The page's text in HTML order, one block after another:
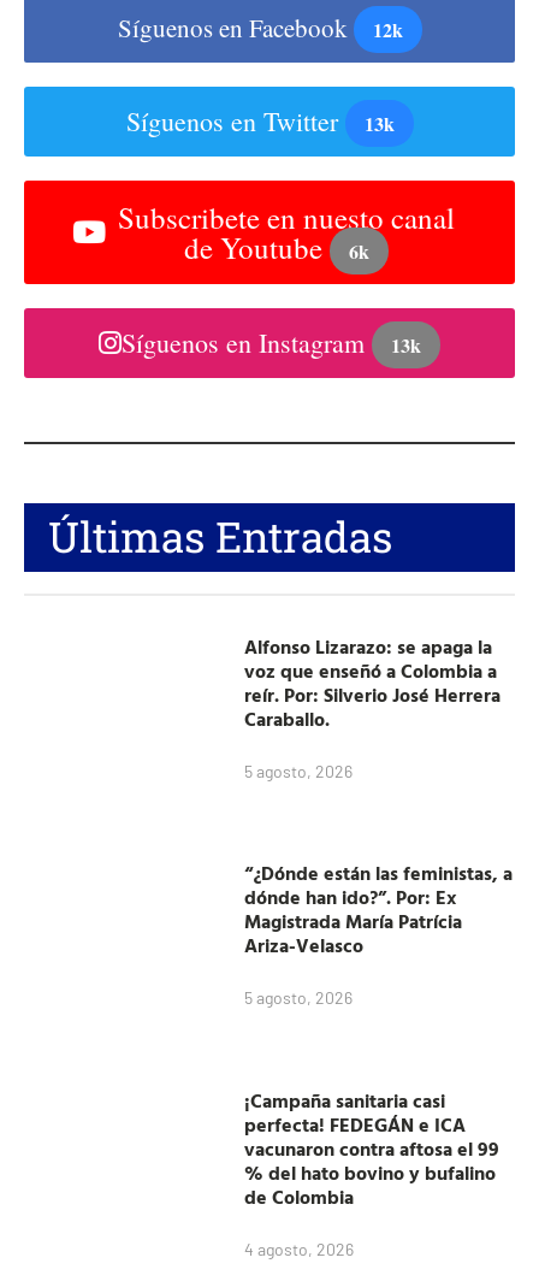
Síguenos en Facebook 12k
Síguenos en Twitter 13k
Subscribete en nuesto canal
de Youtube 6k
Síguenos en Instagram 13k
Últimas Entradas
Alfonso Lizarazo: se apaga la
voz que enseñó a Colombia a
reír. Por: Silverio José Herrera
Caraballo.
5 agosto, 2026
“¿Dónde están las feministas, a
dónde han ido?”. Por: Ex
Magistrada María Patrícia
Ariza-Velasco
5 agosto, 2026
¡Campaña sanitaria casi
perfecta! FEDEGÁN e ICA
vacunaron contra aftosa el 99
% del hato bovino y bufalino
de Colombia
4 agosto, 2026